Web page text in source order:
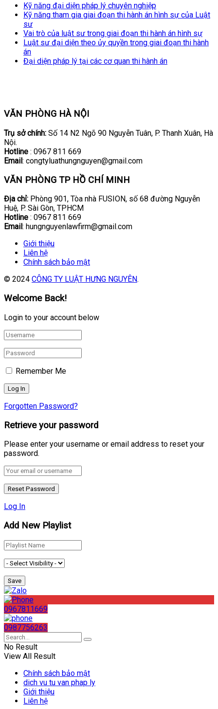
Kỹ năng đại diện pháp lý chuyên nghiệp
Kỹ năng tham gia giai đoạn thi hành án hình sự của Luật
sư
Vai trò của luật sư trong giai đoạn thi hành án hình sự
Luật sư đại diện theo ủy quyền trong giai đoạn thi hành
án
Đại diện pháp lý tại các cơ quan thi hành án
VĂN PHÒNG HÀ NỘI
Trụ sở chính: Số 14 N2 Ngõ 90 Nguyễn Tuân, P. Thanh Xuân, Hà
Nội.
Hotline : 0967 811 669
Email: congtyluathungnguyen@gmail.com
VĂN PHÒNG TP HỒ CHÍ MINH
Địa chỉ: Phòng 901, Tòa nhà FUSION, số 68 đường Nguyễn
Huệ, P. Sài Gòn, TPHCM
Hotline : 0967 811 669
Email : hungnguyenlawfirm@gmail.com
Giới thiệu
Liên hệ
Chính sách bảo mật
© 2024 CÔNG TY LUẬT HƯNG NGUYÊN.
Welcome Back!
Login to your account below
Remember Me
Forgotten Password?
Retrieve your password
Please enter your username or email address to reset your
password.
Log In
Add New Playlist
0967811669
0987756263
No Result
View All Result
Chính sách bảo mật
dich vu tu van phap ly
Giới thiệu
Liên hệ